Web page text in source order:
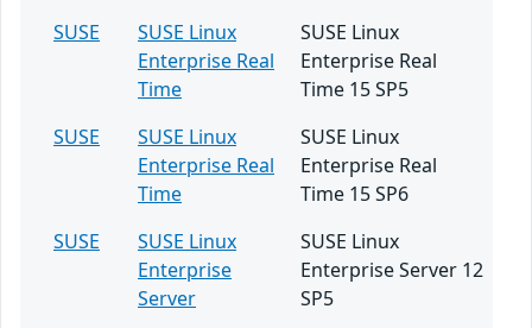
SUSE
SUSE Linux
Enterprise Real
Time
SUSE Linux
Enterprise Real
Time 15 SP5
SUSE
SUSE Linux
Enterprise Real
Time
SUSE Linux
Enterprise Real
Time 15 SP6
SUSE
SUSE Linux
Enterprise
Server
SUSE Linux
Enterprise Server 12
SP5